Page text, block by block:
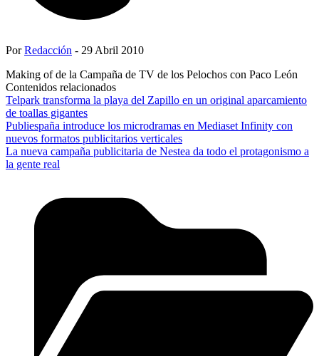
PorRedacción - 29 Abril 2010
Making of de la Campaña de TV de los Pelochos con Paco León
Contenidos relacionados
Telpark transforma la playa del Zapillo en un original aparcamiento
de toallas gigantes
Publiespaña introduce los microdramas en Mediaset Infinity con
nuevos formatos publicitarios verticales
La nueva campaña publicitaria de Nestea da todo el protagonismo a
la gente real